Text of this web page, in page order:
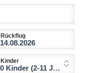
Rückflug
Kinder
0 Kinder (2-11 Jahre)